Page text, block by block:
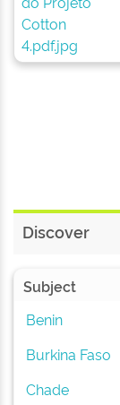
Discover
Subject
Benin
Burkina Faso
Chade